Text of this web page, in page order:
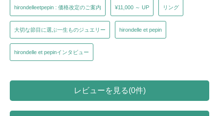
hirondelleetpepin : 価格改定のご案内 ¥11,000 ～ UP リング
大切な節目に選ぶ一生ものジュエリー hirondelle et pepin
hirondelle et pepinインタビュー
レビューを見る(0件)